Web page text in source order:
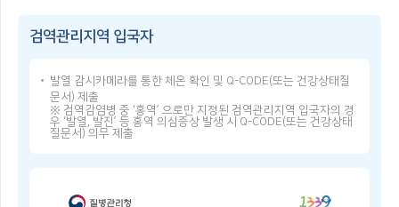
검역관리지역 입국자
발열 감시카메라를 통한 체온 확인 및 Q-CODE(또는 건강상태질
문서) 제출
※ 검역감염병 중 ‘홍역’ 으로만 지정된 검역관리지역 입국자의 경
우 ‘발열, 발진’ 등 홍역 의심증상 발생 시 Q-CODE(또는 건강상태
질문서) 의무 제출